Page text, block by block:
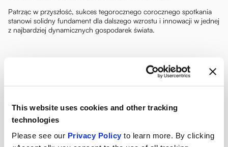
This website uses cookies and other tracking
technologies
Please see our Privacy Policy to learn more. By clicking
Patrząc w przyszłość, sukces tegorocznego corocznego spotkania
stanowi solidny fundament dla dalszego wzrostu i innowacji w jednej
z najbardziej dynamicznych gospodarek świata.